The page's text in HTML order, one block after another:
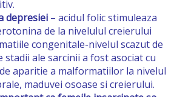
depresiei – acidul folic stimuleaza
de la nivelulul creierului
congenitale-nivelul scazut de
ale sarcinii a fost asociat cu
aparitie a malformatiilor la nivelul
maduvei osoase si creierului.